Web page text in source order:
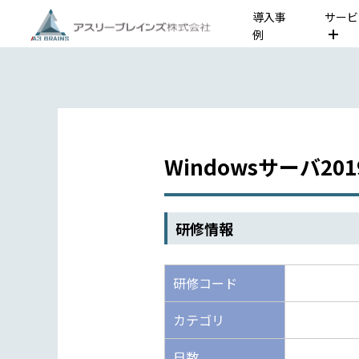
導入事
例
サー
Windowsサーバ
研修情報
研修コード
カテゴリ